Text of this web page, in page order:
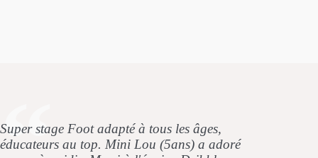
Super stage Foot adapté à tous les âges,
éducateurs au top. Mini Lou (5ans) a adoré